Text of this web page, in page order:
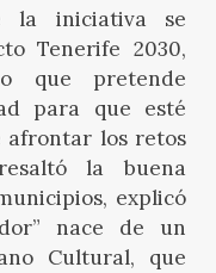
la iniciativa se
Tenerife 2030,
que pretende
para que esté
afrontar los retos
la buena
explicó
nace de un
Cultural, que